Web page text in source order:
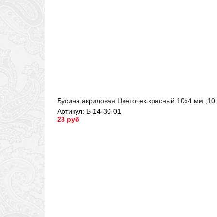
Бусина акриловая Цветочек красный 10х4 мм ,10
Артикул: Б-14-30-01
23 руб